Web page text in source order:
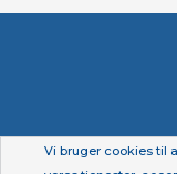
Vi bruger cookies til